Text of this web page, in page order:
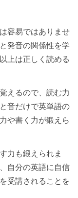
容易ではありませ
発音の関係性を学
上は正しく読める
えるので、読む力
音だけで英単語の
や書く力が鍛えら
力も鍛えられま
自分の英語に自信
受講されることを